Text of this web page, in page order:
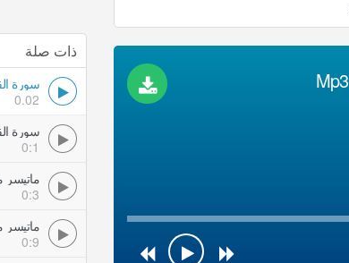
ذات صلة
0.02
0:1
0:3
0:9